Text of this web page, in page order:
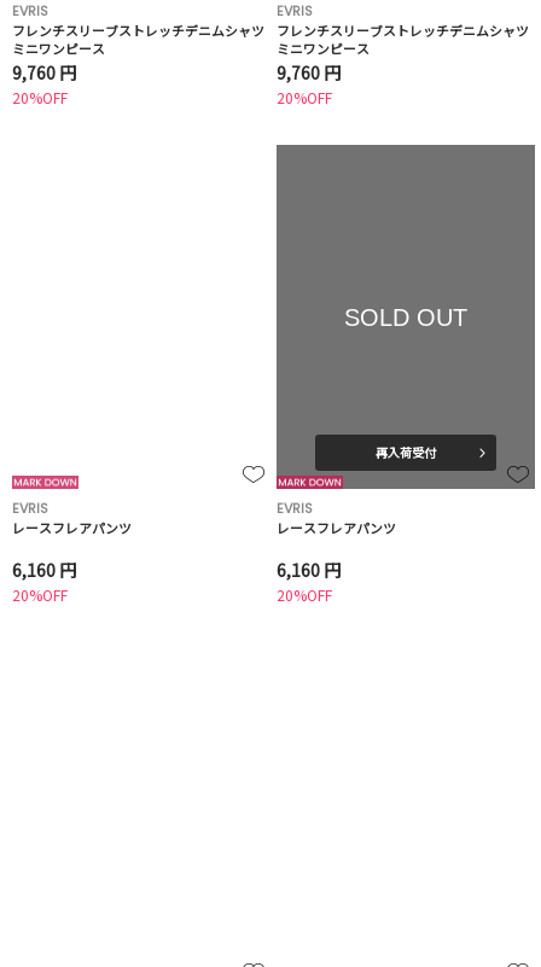
EVRIS
フレンチスリーブストレッチデニムシャツ
ミニワンピース
9,760 円
20%OFF
EVRIS
フレンチスリーブストレッチデニムシャツ
ミニワンピース
9,760 円
20%OFF
EVRIS
レースフレアパンツ
6,160 円
20%OFF
SOLD OUT
再入荷受付
EVRIS
レースフレアパンツ
6,160 円
20%OFF